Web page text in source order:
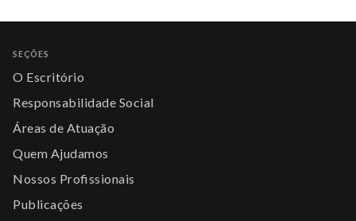
SEÇÕES
O Escritório
Responsabilidade Social
Áreas de Atuação
Quem Ajudamos
Nossos Profissionais
Publicações